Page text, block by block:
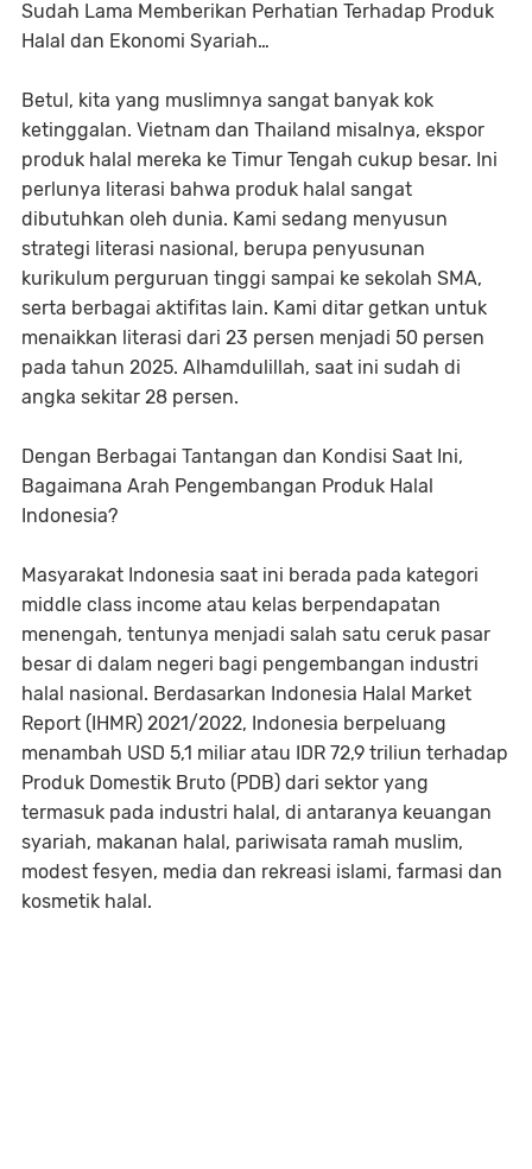
Sudah Lama Memberikan Perhatian Terhadap Produk
Halal dan Ekonomi Syariah…
Betul, kita yang muslimnya sangat banyak kok
ketinggalan. Vietnam dan Thailand misalnya, ekspor
produk halal mereka ke Timur Tengah cukup besar. Ini
perlunya literasi bahwa produk halal sangat
dibutuhkan oleh dunia. Kami sedang menyusun
strategi literasi nasional, berupa penyusunan
kurikulum perguruan tinggi sampai ke sekolah SMA,
serta berbagai aktifitas lain. Kami ditar getkan untuk
menaikkan literasi dari 23 persen menjadi 50 persen
pada tahun 2025. Alhamdulillah, saat ini sudah di
angka sekitar 28 persen.
Dengan Berbagai Tantangan dan Kondisi Saat Ini,
Bagaimana Arah Pengembangan Produk Halal
Indonesia?
Masyarakat Indonesia saat ini berada pada kategori
middle class income atau kelas berpendapatan
menengah, tentunya menjadi salah satu ceruk pasar
besar di dalam negeri bagi pengembangan industri
halal nasional. Berdasarkan Indonesia Halal Market
Report (IHMR) 2021/2022, Indonesia berpeluang
menambah USD 5,1 miliar atau IDR 72,9 triliun terhadap
Produk Domestik Bruto (PDB) dari sektor yang
termasuk pada industri halal, di antaranya keuangan
syariah, makanan halal, pariwisata ramah muslim,
modest fesyen, media dan rekreasi islami, farmasi dan
kosmetik halal.